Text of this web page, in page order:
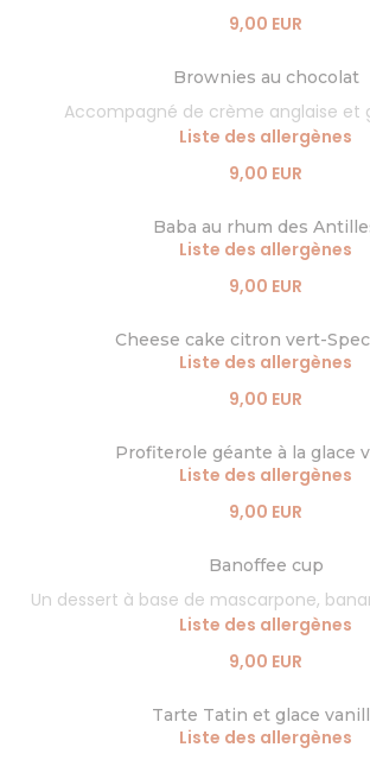
9,00 EUR
Brownies au chocolat
Accompagné de crème anglaise et
Liste des allergènes
9,00 EUR
Baba au rhum des
Liste des allergènes
9,00 EUR
Cheese cake citron vert-
Liste des allergènes
9,00 EUR
Profiterole géante à la glace
Liste des allergènes
9,00 EUR
Banoffee cup
Un dessert à base de mascarpone,
Liste des allergènes
9,00 EUR
Tarte Tatin et glace
Liste des allergènes